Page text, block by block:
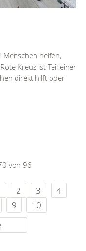
Menschen helfen,
Kreuz ist Teil einer
direkt hilft oder
von 96
2 3
4
9
10